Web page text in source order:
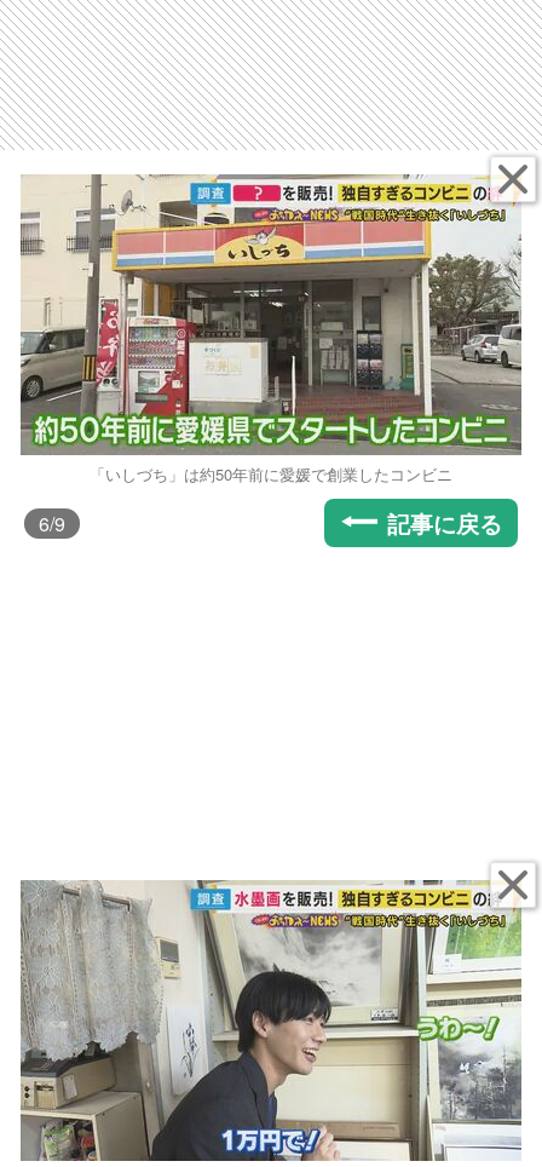
「いしづち」は約50年前に愛媛で創業したコンビニ
6/9 記事に戻る